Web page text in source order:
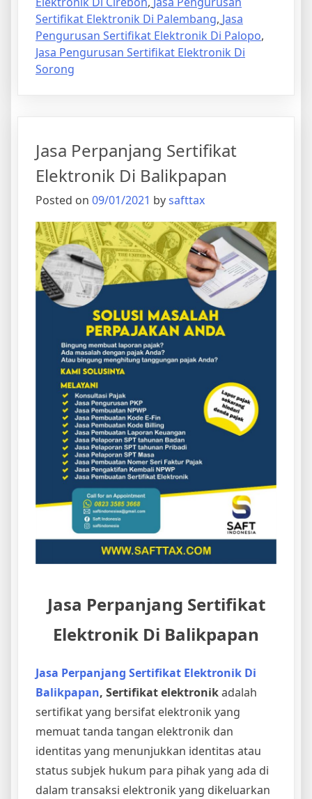
Sertifikat Elektronik Di Palembang, Jasa
Pengurusan Sertifikat Elektronik Di Palopo,
Jasa Pengurusan Sertifikat Elektronik Di
Sorong
Jasa Perpanjang Sertifikat
Elektronik Di Balikpapan
Posted on 09/01/2021 bysafttax
Jasa Perpanjang Sertifikat
Elektronik Di Balikpapan
Jasa Perpanjang Sertifikat Elektronik Di
Balikpapan, Sertifikat elektronikadalah
sertifikat yang bersifat elektronik yang
memuat tanda tangan elektronik dan
identitas yang menunjukkan identitas atau
status subjek hukum para pihak yang ada di
dalam transaksi elektronik yang dikeluarkan